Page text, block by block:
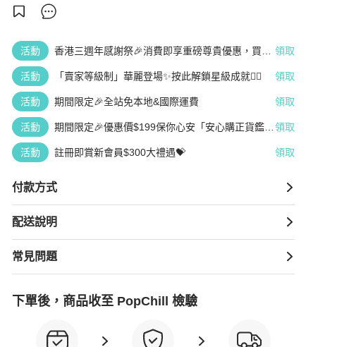
活動
香港三週年感謝祭🎉消費即享重磅尊貴優惠，買越
領取
活動 「賣家等級制」華麗登場✨按此解鎖星級成就👆🏻 領取
活動 期間限定🎉全站免本地&國際運費 領取
活動
期間限定🎉優惠價$199保你心安「安心購正貨鑑
領取
活動 註冊即賞新會員$300大禮遇💝 領取
付款方式
配送說明
常見問題
下單後，商品收至 PopChill 檢驗